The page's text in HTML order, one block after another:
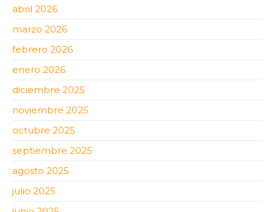
abril 2026
marzo 2026
febrero 2026
enero 2026
diciembre 2025
noviembre 2025
octubre 2025
septiembre 2025
agosto 2025
julio 2025